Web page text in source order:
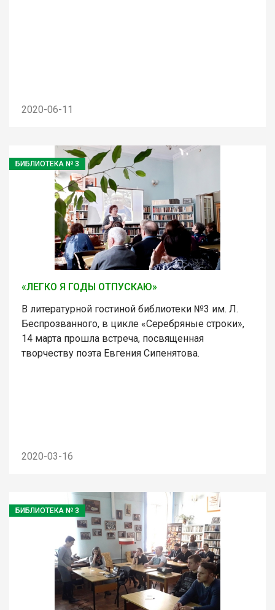
2020-06-11
БИБЛИОТЕКА № 3
«ЛЕГКО Я ГОДЫ ОТПУСКАЮ»
В литературной гостиной библиотеки №3 им. Л.
Беспрозванного, в цикле «Серебряные строки»,
14 марта прошла встреча, посвященная
творчеству поэта Евгения Сипенятова.
2020-03-16
БИБЛИОТЕКА № 3